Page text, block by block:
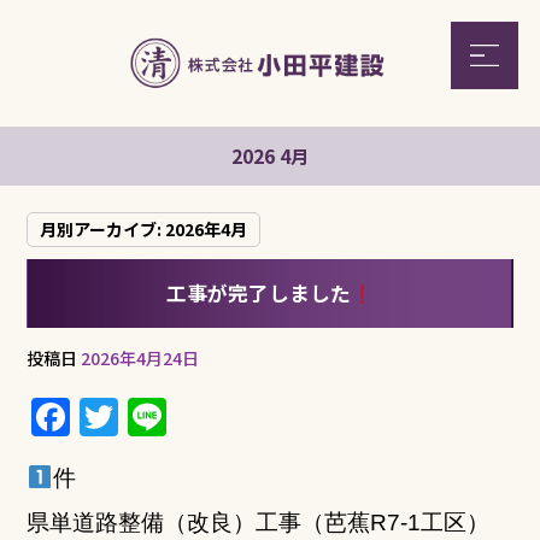
2026 4月
月別アーカイブ: 2026年4月
工事が完了しました
投稿日 2026年4月24日
F
a
c
T
w
件
県単道路整備（改良）工事（芭蕉R7-1工区）